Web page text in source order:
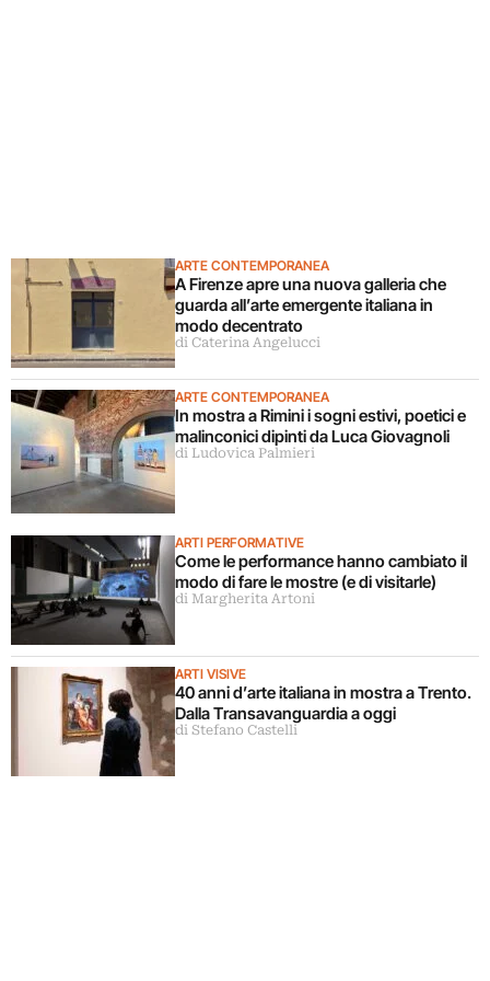
ARTE CONTEMPORANEA
A Firenze apre una nuova galleria che
guarda all’arte emergente italiana in
modo decentrato
di Caterina Angelucci
ARTE CONTEMPORANEA
In mostra a Rimini i sogni estivi, poetici e
malinconici dipinti da Luca Giovagnoli
di Ludovica Palmieri
ARTI PERFORMATIVE
Come le performance hanno cambiato il
modo di fare le mostre (e di visitarle)
di Margherita Artoni
ARTI VISIVE
40 anni d’arte italiana in mostra a Trento.
Dalla Transavanguardia a oggi
di Stefano Castelli